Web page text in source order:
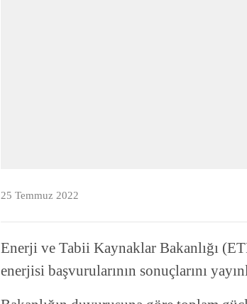
25 Temmuz 2022
Enerji ve Tabii Kaynaklar Bakanlığı
enerjisi başvurularının sonuçlarını